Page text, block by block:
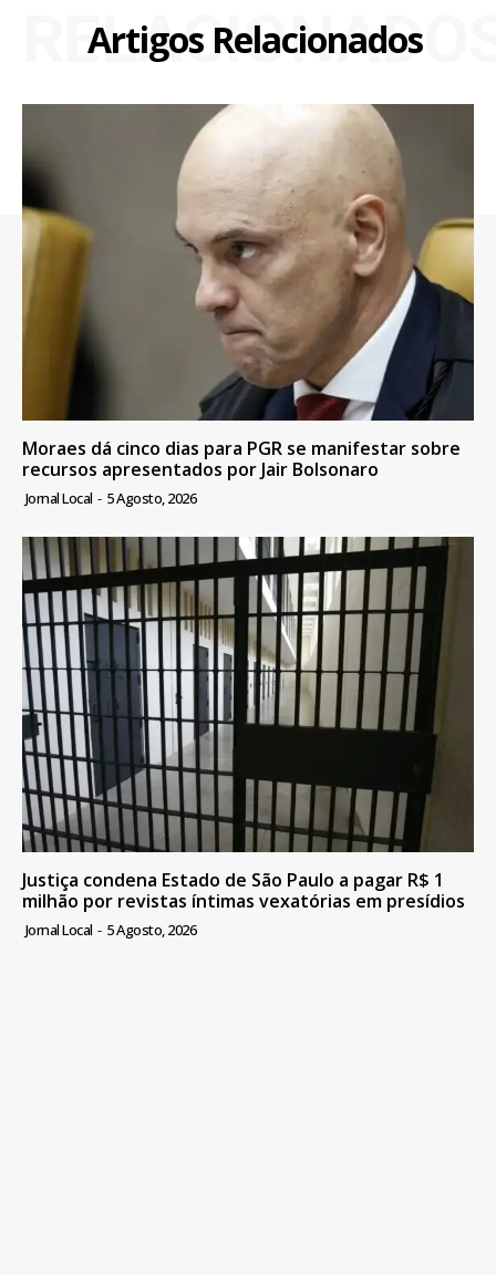
Artigos Relacionados
Moraes dá cinco dias para PGR se manifestar sobre
recursos apresentados por Jair Bolsonaro
Jornal Local - 5 Agosto, 2026
Justiça condena Estado de São Paulo a pagar R$ 1
milhão por revistas íntimas vexatórias em presídios
Jornal Local - 5 Agosto, 2026